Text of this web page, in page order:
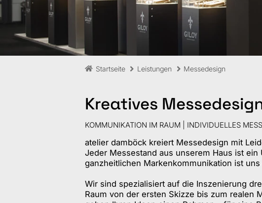
Startseite Leistungen Messedesign
Kreatives
KOMMUNIKATION IM RAUM | INDIVIDUELLES
atelier damböck kreiert Messedesign mit
Jeder Messestand aus unserem Haus ist
ganzheitlichen Markenkommunikation ist
Wir sind spezialisiert auf die Inszenierung
Raum von der ersten Skizze bis zum realen